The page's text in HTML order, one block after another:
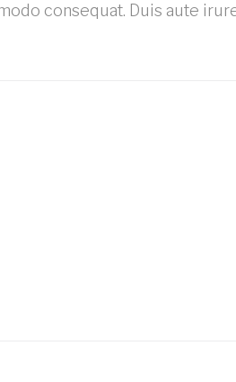
consequat. Duis aute